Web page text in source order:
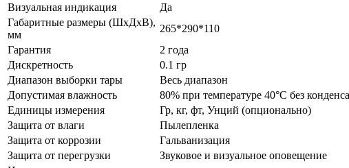
Визуальная индикация
Да
Габаритные размеры (ШхДхВ),
мм
265*290*110
Гарантия
2 года
Дискретность
0.1 гр
Диапазон выборки тары
Весь диапазон
Допустимая влажность
80% при температуре 40°С без
Единицы измерения
Гр, кг, фт, Унций (опционально)
Защита от влаги
Пылепленка
Защита от коррозии
Гальванизация
Защита от перегрузки
Звуковое и визуальное оповещение